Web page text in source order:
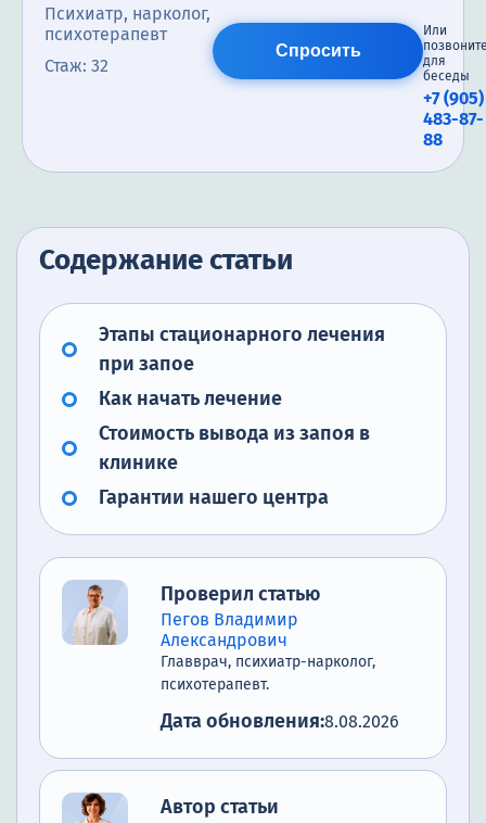
Психиатр, нарколог,
психотерапевт
Стаж: 32
Спросить
Или
для
беседы
+7 (905)
483-87-
88
Содержание статьи
Этапы стационарного лечения
при запое
Как начать лечение
Стоимость вывода из запоя в
клинике
Гарантии нашего центра
Проверил статью
Пегов Владимир
Александрович
Главврач, психиатр-нарколог,
психотерапевт.
Дата обновления:8.08.2026
Автор статьи